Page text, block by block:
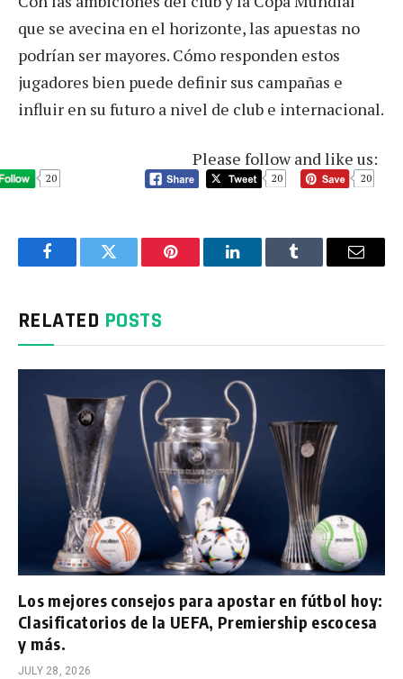
que se avecina en el horizonte, las apuestas no
podrían ser mayores. Cómo responden estos
jugadores bien puede definir sus campañas e
influir en su futuro a nivel de club e internacional.
Please follow and like us:
20 20 20
FacebookTwitter Pinterest LinkedInTumblr Email
RELATED POSTS
Los mejores consejos para apostar en fútbol hoy:
Clasificatorios de la UEFA, Premiership escocesa
y más.
JULY 28, 2026